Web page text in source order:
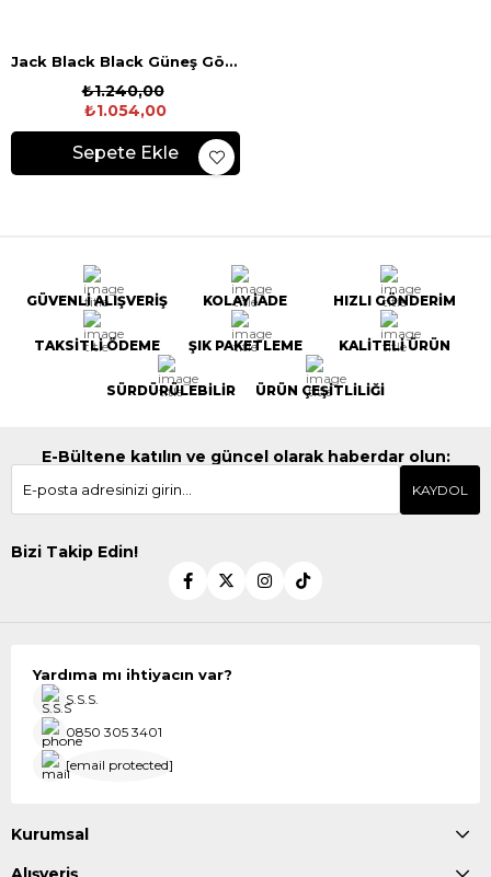
Jack Black Black Güneş Gözlüğü
₺1.054,00
₺1.240,00
Sepete Ekle
GÜVENLİ ALIŞVERİŞ KOLAY İADE HIZLI GÖNDERİM
TAKSİTLİ ÖDEME ŞIK PAKETLEME KALİTELİ ÜRÜN
SÜRDÜRÜLEBİLİR ÜRÜN ÇEŞİTLİLİĞİ
E-Bültene katılın ve güncel olarak haberdar olun:
KAYDOL
Bizi Takip Edin!
Yardıma mı ihtiyacın var?
S.S.S.
0850 305 3401
[email protected]
Kurumsal